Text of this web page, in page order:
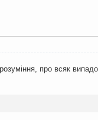
про всяк